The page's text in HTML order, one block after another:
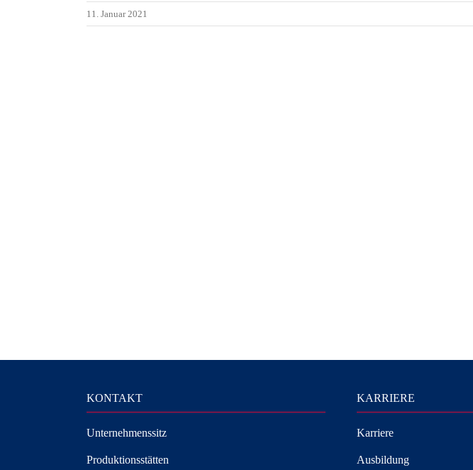
11. Januar 2021
KONTAKT
Unternehmenssitz
Produktionsstätten
KARRIERE
Karriere
Ausbildung